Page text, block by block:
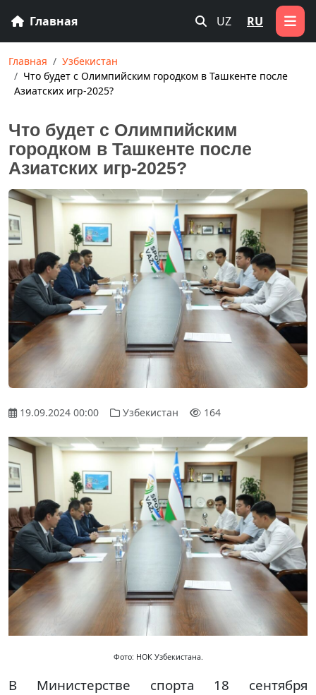
Главная UZ RU
Главная
Узбекистан
Что будет с Олимпийским городком в Ташкенте после
Азиатских игр-2025?
Что будет с Олимпийским
городком в Ташкенте после
Азиатских игр-2025?
19.09.2024 00:00 Узбекистан 164
Фото: НОК Узбекистана.
В Министерстве спорта 18 сентября